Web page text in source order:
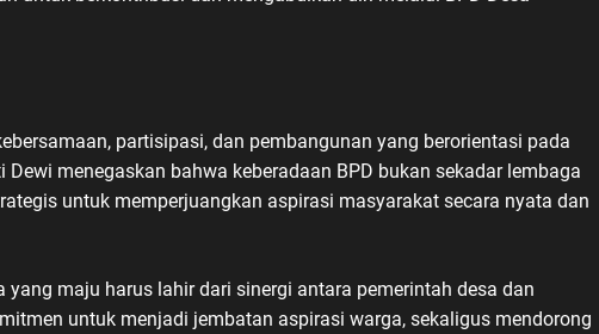
partisipasi, dan pembangunan yang berorientasi pada
menegaskan bahwa keberadaan BPD bukan sekadar lembaga
untuk memperjuangkan aspirasi masyarakat secara nyata dan
yang maju harus lahir dari sinergi antara pemerintah desa dan
untuk menjadi jembatan aspirasi warga, sekaligus mendorong